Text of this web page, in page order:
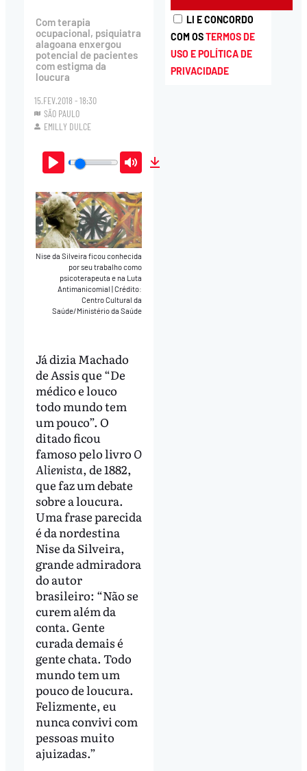
Com terapia
ocupacional, psiquiatra
alagoana enxergou
potencial de pacientes
com estigma da
loucura
15.FEV.2018 - 18:30
SÃO PAULO
EMILLY DULCE
Play Mute
Nise da Silveira ficou conhecida
por seu trabalho como
psicoterapeuta e na Luta
Antimanicomial|Crédito:
Centro Cultural da
Saúde/Ministério da Saúde
Já dizia Machado
de Assis que “De
médico e louco
todo mundo tem
um pouco”. O
ditado ficou
famoso pelo livro O
Alienista, de 1882,
que faz um debate
sobre a loucura.
Uma frase parecida
é da nordestina
Nise da Silveira,
grande admiradora
do autor
brasileiro: “Não se
curem além da
conta. Gente
curada demais é
gente chata. Todo
mundo tem um
pouco de loucura.
Felizmente, eu
nunca convivi com
pessoas muito
ajuizadas.”
LI E CONCORDO
COM OSTERMOS DE
USO E POLÍTICA DE
PRIVACIDADE